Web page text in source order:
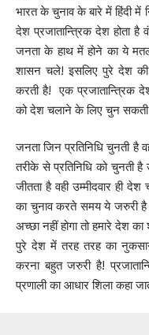
भारत के चुनाव के बारे में हिंदी
देश प्रजातान्त्रिक देश होता
जनता के हाथ में होने का ये
शासन चले! इसलिए पुरे देश की
करती है! एक प्रजातान्त्रिक
को देश चलाने के लिए चुन
जनता जिन प्रतिनिधि चुनती
तरीके से प्रतिनिधि को चुनती
जीतता है वही उम्मीदवार ही
का चुनाव करते समय ये जरुरी है
अच्छा नहीं होगा तो हमारे देश
पुरे देश में तरह तरह का नुकसान
करना बहुत जरुरी है!
प्रणाली का आधार शिला कहा